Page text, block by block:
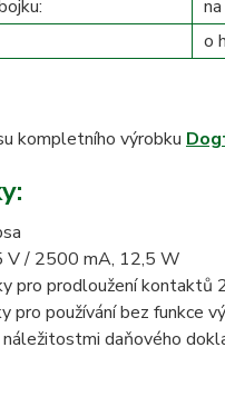
o
kompletního výrobku
V / 2500 mA, 12,5 W
pro prodloužení kontaktů
pro používání bez funkce
daňového